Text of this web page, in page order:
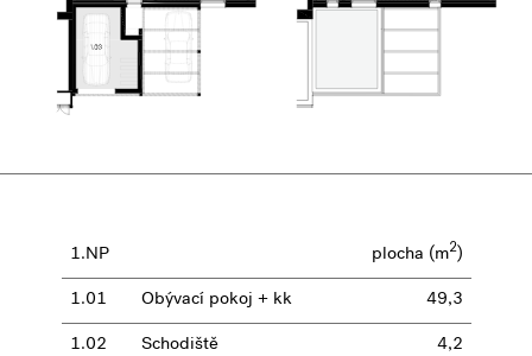
1.NP plocha (m2)
1.01 Obývací pokoj + kk 49,3
1.02 Schodiště 4,2